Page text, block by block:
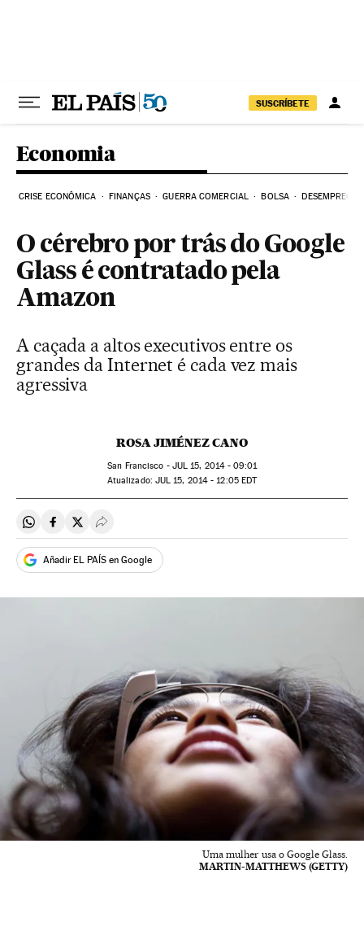
SUSCRÍBETE
Economia
CRISE ECONÔMICA FINANÇAS GUERRA COMERCIAL BOLSA DESEMPREGO
O cérebro por trás do Google
Glass é contratado pela
Amazon
A caçada a altos executivos entre os
grandes da Internet é cada vez mais
agressiva
ROSA JIMÉNEZ CANO
San Francisco - JUL 15, 2014 - 09:01
atualizado: JUL 15, 2014 - 12:05EDT
Compartir en Whatsapp
Compartir en Facebook
Compartir en Twitter
Desplegar Redes Sociales
Añadir EL PAÍS en Google
Uma mulher usa o Google Glass.
MARTIN-MATTHEWS (GETTY)